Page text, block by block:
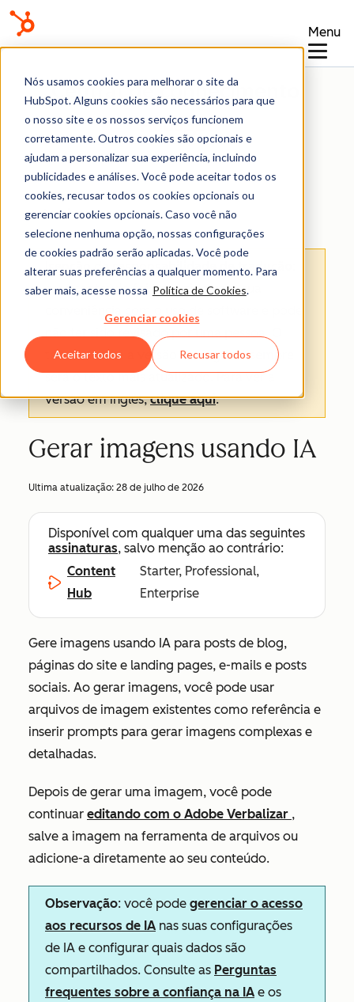
Nós usamos cookies para melhorar o site da
HubSpot. Alguns cookies são necessários para que
o nosso site e os nossos serviços funcionem
corretamente. Outros cookies são opcionais e
ajudam a personalizar sua experiência, incluindo
publicidades e análises. Você pode aceitar todos os
cookies, recusar todos os cookies opcionais ou
gerenciar cookies opcionais. Caso você não
selecione nenhuma opção, nossas configurações
de cookies padrão serão aplicadas. Você pode
alterar suas preferências a qualquer momento. Para
saber mais, acesse nossa Política de Cookies.
Gerenciar cookies
Aceitar todos Recusar todos
Menu
Central de conhecimento
Arquivos
Isenção de responsabilidade de tradução
esse conteúdo foi traduzido para sua
conveniência com o uso de software e pode
não ter sido revisado por uma pessoa.
texto oficial é a versão em inglês e sempre
será o texto mais atualizado. Para ver a
versão em inglês,clique aqui.
Gerar imagens usando IA
Ultima atualização: 28 de julho de 2026
Disponível com qualquer uma das seguintes
assinaturas, salvo menção ao contrário:
Content
Hub
Starter, Professional,
Enterprise
Gere imagens usando IA para posts de blog,
páginas do site e landing pages, e-mails e posts
sociais. Ao gerar imagens, você pode usar
arquivos de imagem existentes como referência e
inserir prompts para gerar imagens complexas e
detalhadas.
Depois de gerar uma imagem, você pode
continuar editando com o Adobe Verbalizar ,
salve a imagem na ferramenta de arquivos ou
adicione-a diretamente ao seu conteúdo.
Observação: você pode gerenciar o acesso
aos recursos de IA nas suas configurações
de IA e configurar quais dados são
compartilhados. Consulte as Perguntas
frequentes sobre a confiança na IA e os